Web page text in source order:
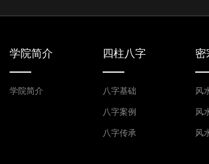
学院简介
学院简介
四柱八字
八字基础
八字案例
八字传承
密
风
风
风